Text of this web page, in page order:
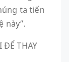
ta tiến
này”.
ĐỂ THAY